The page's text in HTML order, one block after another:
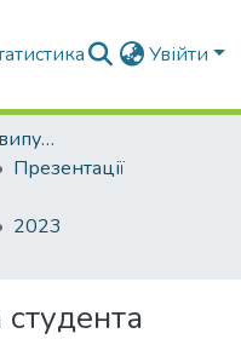
Увійти
Атестаційні роботи випускників
Презентації
2023